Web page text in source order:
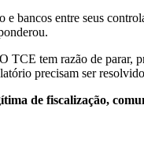
e bancos entre seus
TCE tem razão de parar,
precisam ser
de fiscalização,